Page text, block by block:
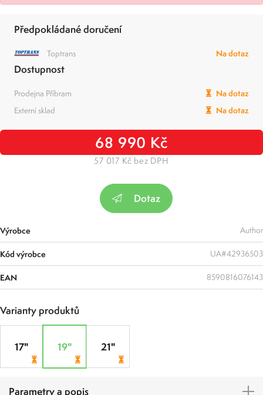
Předpokládané doručení
Toptrans Na dotaz
Dostupnost
Prodejna Příbram
Na dotaz
Externí sklad
Na dotaz
68 990 Kč
57 017 Kč bez DPH
Dotaz
Výrobce Author
Kód výrobce UA#42936503
EAN 8590816076143
Varianty produktů
17" 19" 21"
Parametry a popis